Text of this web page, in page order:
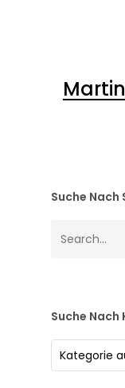
Suche
Suche
Suche
nach
Kategorie